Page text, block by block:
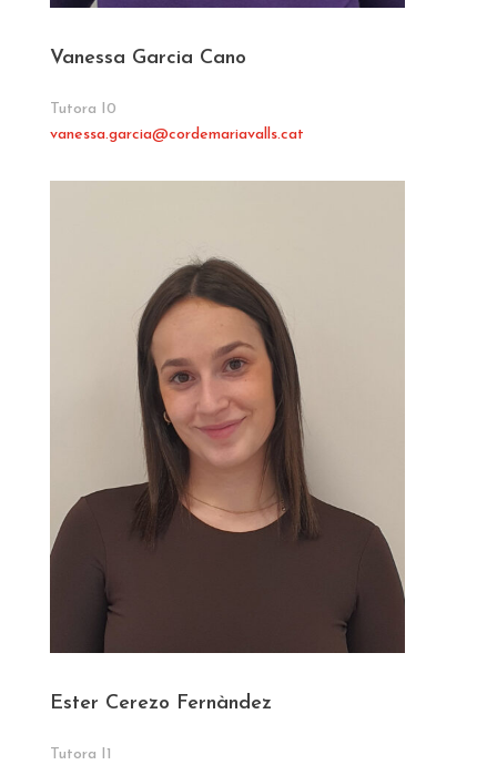
Vanessa Garcia Cano
Tutora I0
vanessa.garcia@cordemariavalls.cat
Ester Cerezo Fernàndez
Tutora I1